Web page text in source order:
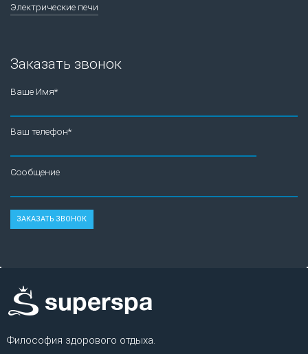
Электрические печи
Заказать звонок
Ваше Имя*
Ваш телефон*
Сообщение
Философия здорового отдыха.